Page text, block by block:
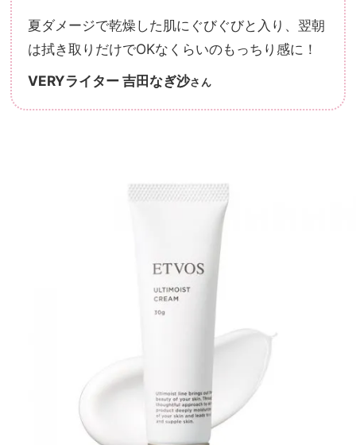
夏ダメージで乾燥した肌にぐびぐびと入り、翌朝
は拭き取りだけでOKなくらいのもっちり感に！
VERYライター 吉田なぎ沙さん